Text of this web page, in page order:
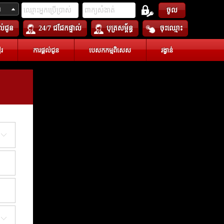
ចូល
ល់ជូន 24/7 ជជែកផ្ទាល់ បុត្រសម្ព័ន្ធ ចុះឈ្មោះ
ការផ្តល់ជូន បេសកកម្មពិសេស រង្វាន់